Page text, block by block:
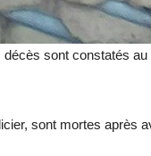
décès sont constatés
sont mortes après